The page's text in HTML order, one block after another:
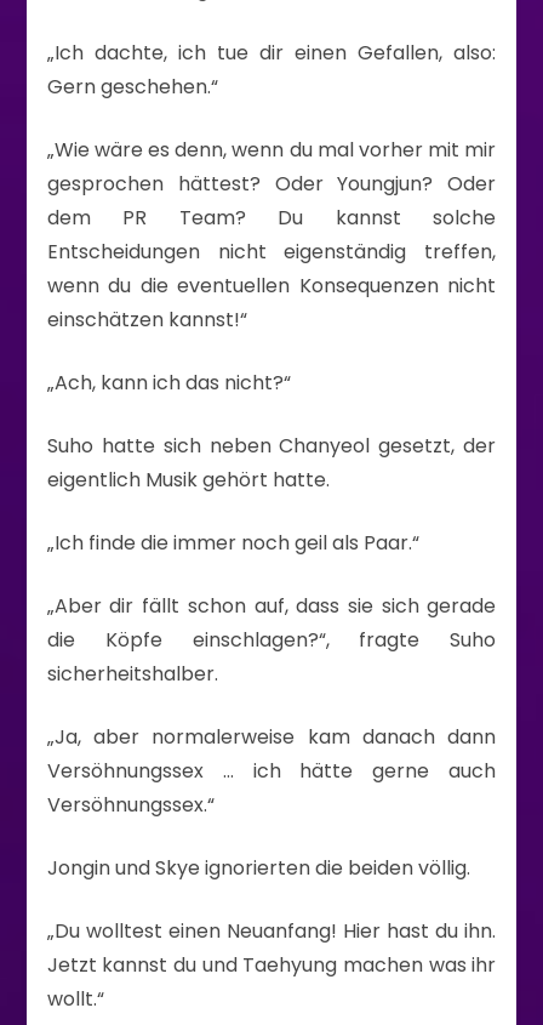
„Ich dachte, ich tue dir einen Gefallen, also:
Gern geschehen.“
„Wie wäre es denn, wenn du mal vorher mit mir
gesprochen hättest? Oder Youngjun? Oder
dem PR Team? Du kannst solche
Entscheidungen nicht eigenständig treffen,
wenn du die eventuellen Konsequenzen nicht
einschätzen kannst!“
„Ach, kann ich das nicht?“
Suho hatte sich neben Chanyeol gesetzt, der
eigentlich Musik gehört hatte.
„Ich finde die immer noch geil als Paar.“
„Aber dir fällt schon auf, dass sie sich gerade
die Köpfe einschlagen?“, fragte Suho
sicherheitshalber.
„Ja, aber normalerweise kam danach dann
Versöhnungssex … ich hätte gerne auch
Versöhnungssex.“
Jongin und Skye ignorierten die beiden völlig.
„Du wolltest einen Neuanfang! Hier hast du ihn.
Jetzt kannst du und Taehyung machen was ihr
wollt.“